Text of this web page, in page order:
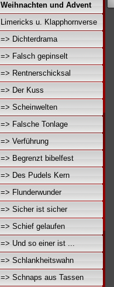
Weihnachten und Advent
Limericks u. Klapphornverse
=> Dichterdrama
=> Falsch gepinselt
=> Rentnerschicksal
=> Der Kuss
=> Scheinwelten
=> Falsche Tonlage
=> Verführung
=> Begrenzt bibelfest
=> Des Pudels Kern
=> Flunderwunder
=> Sicher ist sicher
=> Schief gelaufen
=> Und so einer ist ...
=> Schlankheitswahn
=> Schnaps aus Tassen